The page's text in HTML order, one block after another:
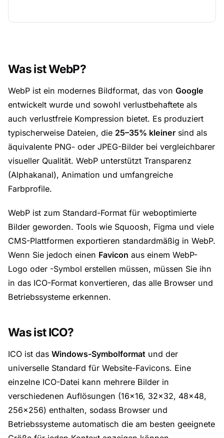
Was ist WebP?
WebP ist ein modernes Bildformat, das von Google
entwickelt wurde und sowohl verlustbehaftete als
auch verlustfreie Kompression bietet. Es produziert
typischerweise Dateien, die 25–35% kleiner sind als
äquivalente PNG- oder JPEG-Bilder bei vergleichbarer
visueller Qualität. WebP unterstützt Transparenz
(Alphakanal), Animation und umfangreiche
Farbprofile.
WebP ist zum Standard-Format für weboptimierte
Bilder geworden. Tools wie Squoosh, Figma und viele
CMS-Plattformen exportieren standardmäßig in WebP.
Wenn Sie jedoch einen Favicon aus einem WebP-
Logo oder -Symbol erstellen müssen, müssen Sie ihn
in das ICO-Format konvertieren, das alle Browser und
Betriebssysteme erkennen.
Was ist ICO?
ICO ist das Windows-Symbolformat und der
universelle Standard für Website-Favicons. Eine
einzelne ICO-Datei kann mehrere Bilder in
verschiedenen Auflösungen (16×16, 32×32, 48×48,
256×256) enthalten, sodass Browser und
Betriebssysteme automatisch die am besten geeignete